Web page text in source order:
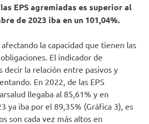
EPS agremiadas es superior al
de 2023 iba en un 101,04%.
la capacidad que tienen las
El indicador de
decir la relación entre pasivos y
En 2022, de las EPS
llegaba al 85,61% y en
ya iba por el 89,35% (Gráfica 3), es
son cada vez más altos en